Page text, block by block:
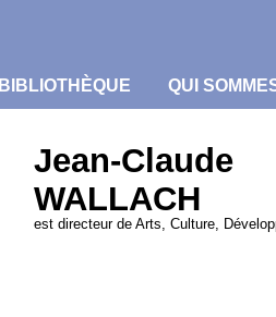
BIBLIOTHÈQUE QUI
Jean-Claude
WALLACH
est directeur de Arts, Culture,